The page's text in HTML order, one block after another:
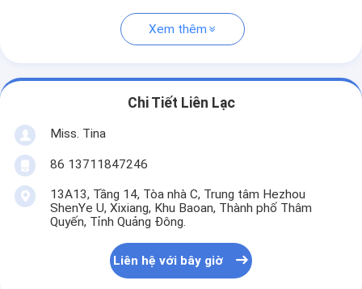
Xem thêm
Chi Tiết Liên Lạc
Miss. Tina
86 13711847246
13A13, Tầng 14, Tòa nhà C, Trung tâm Hezhou
ShenYe U, Xixiang, Khu Baoan, Thành phố Thâm
Quyến, Tỉnh Quảng Đông.
Liên hệ với bây giờ